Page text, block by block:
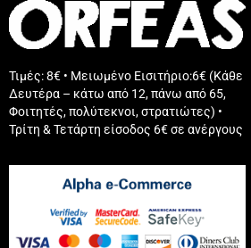
Τιμές: 8€ • Μειωμένο Εισιτήριο:6€ (Κάθε
Δευτέρα – κάτω από 12, πάνω από 65,
Φοιτητές, πολύτεκνοι, στρατιώτες) •
Τρίτη & Τετάρτη είσοδος 6€ σε ανέργους